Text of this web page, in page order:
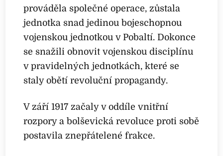
prováděla společné operace, zůstala
jednotka snad jedinou bojeschopnou
vojenskou jednotkou v Pobaltí. Dokonce
se snažili obnovit vojenskou disciplínu
v pravidelných jednotkách, které se
staly obětí revoluční propagandy.
V září 1917 začaly v oddíle vnitřní
rozpory a bolševická revoluce proti sobě
postavila znepřátelené frakce.